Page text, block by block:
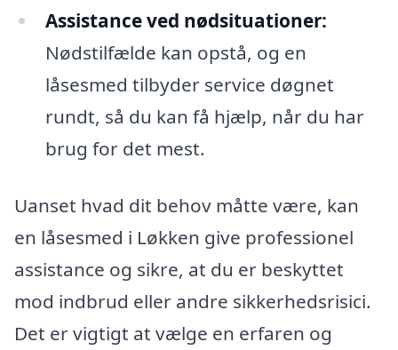
Assistance ved nødsituationer:
Nødstilfælde kan opstå, og en
låsesmed tilbyder service døgnet
rundt, så du kan få hjælp, når du har
brug for det mest.
Uanset hvad dit behov måtte være, kan
en låsesmed i Løkken give professionel
assistance og sikre, at du er beskyttet
mod indbrud eller andre sikkerhedsrisici.
Det er vigtigt at vælge en erfaren og